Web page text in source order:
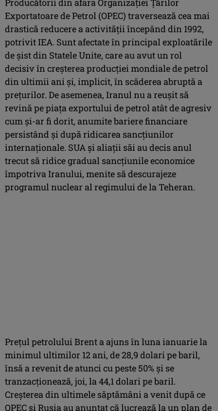
Producătorii din afara Organizaţiei Ţărilor
Exportatoare de Petrol (OPEC) traversează cea mai
drastică reducere a activităţii începând din 1992,
potrivit IEA. Sunt afectate în principal exploatările
de şist din Statele Unite, care au avut un rol
decisiv în creşterea producţiei mondiale de petrol
din ultimii ani şi, implicit, în scăderea abruptă a
preţurilor. De asemenea, Iranul nu a reuşit să
revină pe piaţa exportului de petrol atât de agresiv
cum şi-ar fi dorit, anumite bariere financiare
persistând şi după ridicarea sancţiunilor
internaţionale. SUA şi aliaţii săi au decis anul
trecut să ridice gradual sancţiunile economice
împotriva Iranului, menite să descurajeze
programul nuclear al regimului de la Teheran.
Preţul petrolului Brent a ajuns în luna ianuarie la
minimul ultimilor 12 ani, de 28,9 dolari pe baril,
însă a revenit de atunci cu peste 50% şi se
tranzacţionează, joi, la 44,1 dolari pe baril.
Creşterea din ultimele săptămâni a venit după ce
OPEC şi Rusia au anunţat că lucrează la un plan de